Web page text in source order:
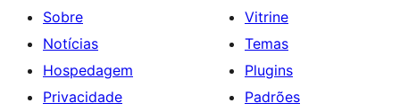
Sobre
Notícias
Hospedagem
Privacidade
Vitrine
Temas
Plugins
Padrões